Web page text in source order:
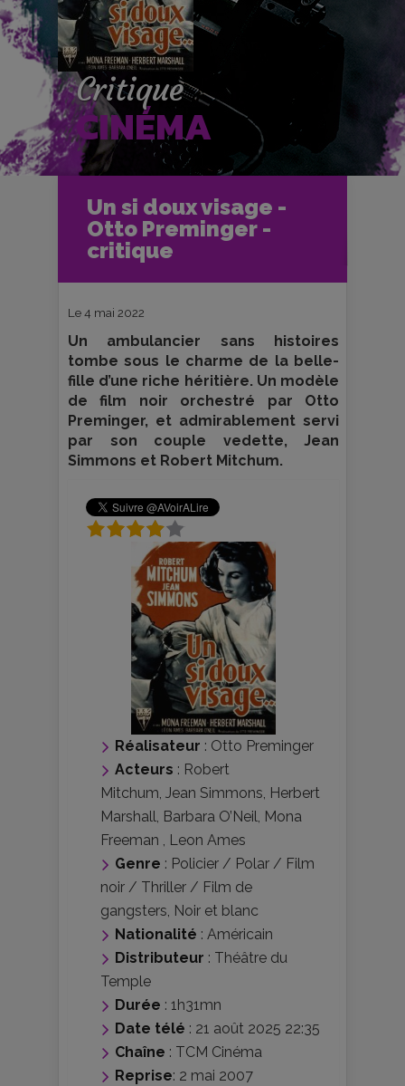
Critique
CINÉMA
Un si doux visage -
Otto Preminger -
critique
Accueil
Critiques et fiches films
Ciné-Club
Un si doux visage - Otto Preminger -
critique
Le 4 mai 2022
Un ambulancier sans histoires
tombe sous le charme de la belle-
fille d’une riche héritière. Un modèle
de film noir orchestré par Otto
Preminger, et admirablement servi
par son couple vedette, Jean
Simmons et Robert Mitchum.
Réalisateur : Otto Preminger
Acteurs : Robert
Mitchum, Jean Simmons, Herbert
Marshall, Barbara O’Neil, Mona
Freeman , Leon Ames
Genre : Policier / Polar / Film
noir / Thriller / Film de
gangsters, Noir et blanc
Nationalité : Américain
Distributeur : Théâtre du
Temple
Durée : 1h31mn
Date télé : 21 août 2025 22:35
Chaîne : TCM Cinéma
Reprise: 2 mai 2007